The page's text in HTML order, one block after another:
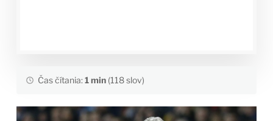
Čas čítania:1 min(118 slov)